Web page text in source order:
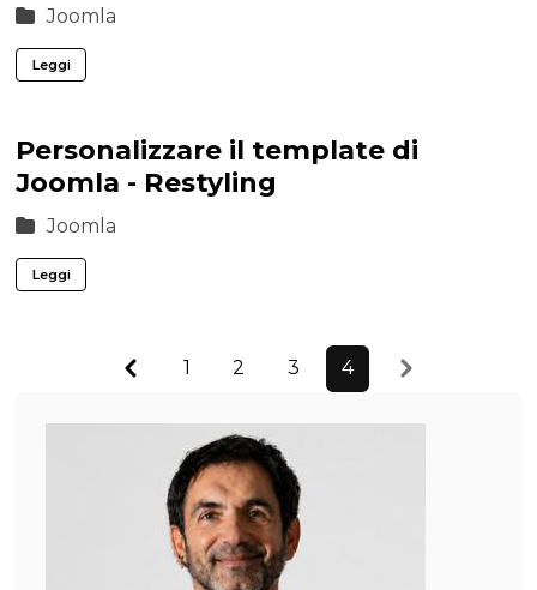
Joomla
Leggi
Personalizzare il template di
Joomla - Restyling
Joomla
Leggi
Previous
1 2 3 4 Next